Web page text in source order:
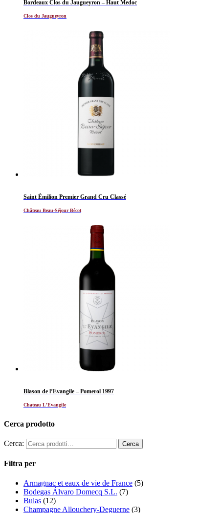
Bordeaux Clos du Jaugueyron – Haut Medoc
Clos du Jaugueyron
Saint Émilion Premier Grand Cru Classé
Château Beau-Séjour Bécot
Blason de l’Evangile – Pomerol 1997
Chateau L'Evangile
Cerca prodotto
Cerca:
Filtra per
Armagnac et eaux de vie de France (5)
Bodegas Álvaro Domecq S.L. (7)
Bulas (12)
Champagne Allouchery-Deguerne (3)